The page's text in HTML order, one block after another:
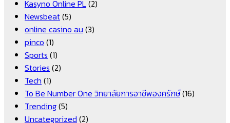
Kasyno Online PL(2)
Newsbeat(5)
online casino au (3)
pinco (1)
Sports (1)
Stories (2)
Tech (1)
To Be Number One วิทยาลัยการอาชีพองครักษ์(16)
Trending(5)
Uncategorized (2)